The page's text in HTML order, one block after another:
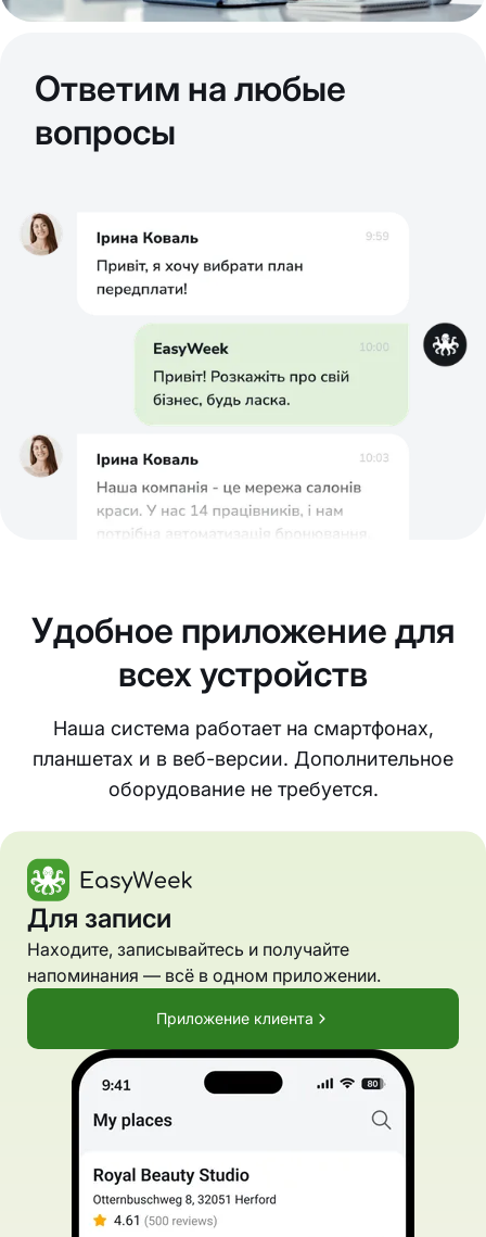
Ответим на любые
вопросы
Удобное приложение для
всех устройств
Наша система работает на смартфонах,
планшетах и в веб-версии. Дополнительное
оборудование не требуется.
Для записи
Находите, записывайтесь и получайте
напоминания — всё в одном приложении.
Приложение клиента